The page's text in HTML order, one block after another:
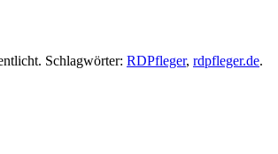
Schlagwörter: RDPfleger, rdpfleger.de.